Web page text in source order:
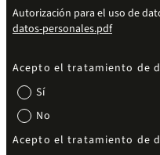
Autorización para el uso de
datos-personales.pdf
Acepto el tratamiento de
Sí
No
Acepto el tratamiento de